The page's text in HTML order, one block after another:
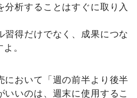
分析することはすぐに取り入
習得だけでなく、成果につな
。
において「週の前半より後半
いいのは、週末に使用するこ